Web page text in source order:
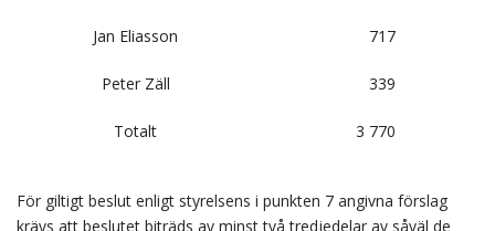
Jan Eliasson 717
Peter Zäll 339
Totalt 3 770
För giltigt beslut enligt styrelsens i punkten 7 angivna förslag
krävs att beslutet biträds av minst två tredjedelar av såväl de